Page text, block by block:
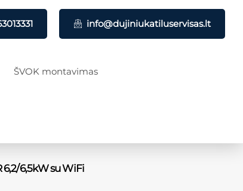
info@dujiniukatiluservisas.lt
ŠVOK montavimas
6,5kW su WiFi